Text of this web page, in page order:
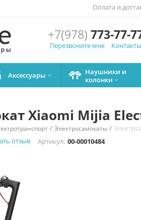
Оплата и
+7(978) 773-77-
Перезвоните мне
Контакты
Аксессуары 
Наушники и
колонки 
Xiaomi Mijia
/ Электросамокаты /
отзыв
Артикул: 00-00010484